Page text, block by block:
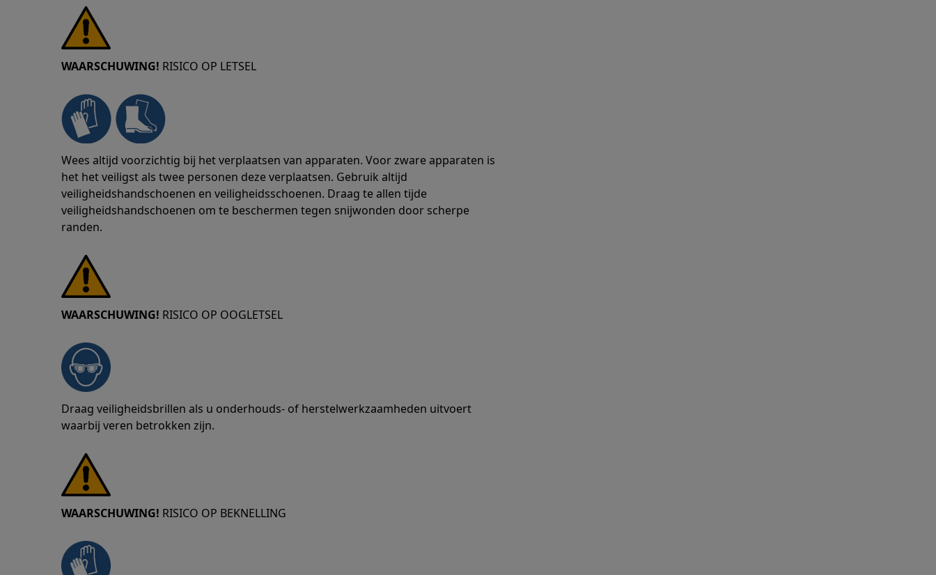
WAARSCHUWING! RISICO OP LETSEL
Wees altijd voorzichtig bij het verplaatsen van apparaten. Voor zware apparaten is
het het veiligst als twee personen deze verplaatsen. Gebruik altijd
veiligheidshandschoenen en veiligheidsschoenen. Draag te allen tijde
veiligheidshandschoenen om te beschermen tegen snijwonden door scherpe
randen.
WAARSCHUWING! RISICO OP OOGLETSEL
Draag veiligheidsbrillen als u onderhouds- of herstelwerkzaamheden uitvoert
waarbij veren betrokken zijn.
WAARSCHUWING! RISICO OP BEKNELLING